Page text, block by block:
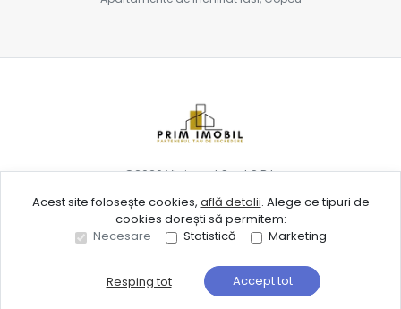
©2026Vipinvest Spot S.R.L.
Site creat în
Acest site folosește cookies, află detalii. Alege ce tipuri de
cookies dorești să permitem:
Necesare
Statistică Marketing
Resping tot Accept tot